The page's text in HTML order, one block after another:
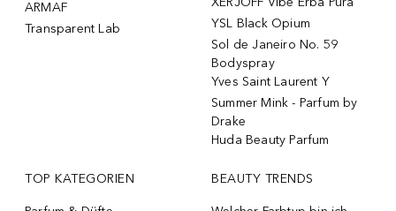
ARMAF
Transparent Lab
YSL Black Opium
Sol de Janeiro No. 59
Bodyspray
Yves Saint Laurent Y
Summer Mink - Parfum by
Drake
Huda Beauty Parfum
TOP KATEGORIEN BEAUTY TRENDS